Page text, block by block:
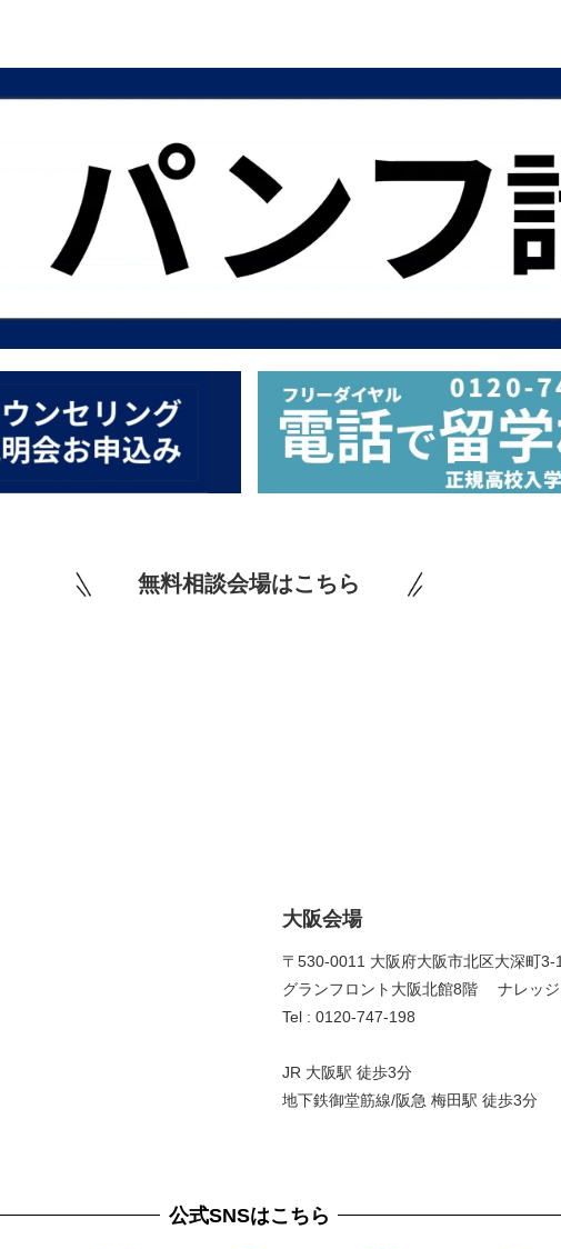
無料相談会場はこちら
大阪会場
〒530-0011 大阪府大阪市北区大深町3-1
グランフロント大阪北館8階 ナレッジ
Tel : 0120-747-198
JR 大阪駅 徒歩3分
地下鉄御堂筋線/阪急 梅田駅 徒歩3分
公式SNSはこちら